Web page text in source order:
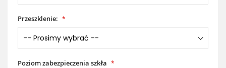
Przeszklenie:
Poziom zabezpieczenia szkła